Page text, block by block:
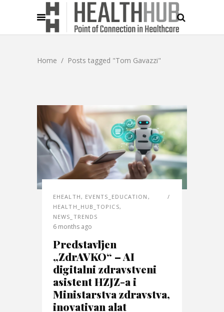
Home / Posts tagged "Tom Gavazzi"
EHEALTH , EVENTS_EDUCATION ,
HEALTH_HUB_TOPICS,
NEWS_TRENDS
6 months ago
Predstavljen
„ZdrAVKO“ – AI
digitalni zdravstveni
asistent HZJZ-a i
Ministarstva zdravstva,
inovativan alat